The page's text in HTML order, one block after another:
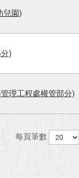
兒園)
)
理工程處權管部分)
每頁筆數